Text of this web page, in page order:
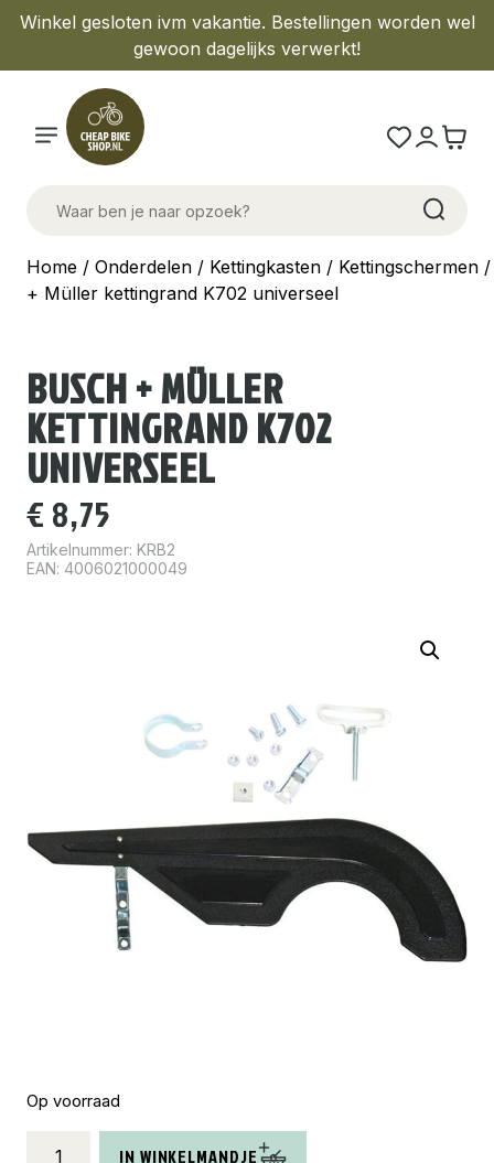
Winkel gesloten ivm vakantie. Bestellingen worden wel
gewoon dagelijks verwerkt!
Home / Onderdelen / Kettingkasten / Kettingschermen /
+ Müller kettingrand K702 universeel
BUSCH + MÜLLER
KETTINGRAND K702
UNIVERSEEL
€ 8,75
Artikelnummer: KRB2
EAN: 4006021000049
Op voorraad
IN WINKELMANDJE